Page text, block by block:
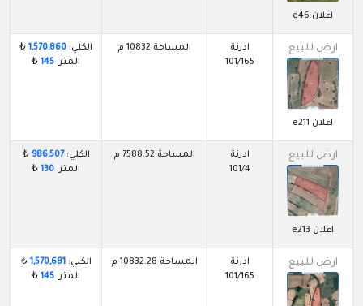
اعلان e46
ارض للبيع
اعلان e211
ادرنة
101/165
المساحة 10832 م الكلي: 1,570,860
₺
المتر: 145
₺
ارض للبيع
اعلان e213
ادرنة
101/4
المساحة 7588.52 م الكلي:986,507
₺
المتر: 130
₺
ارض للبيع
ادرنة
101/165
المساحة 10832.28 م الكلي:1,570,681
₺
المتر: 145
₺